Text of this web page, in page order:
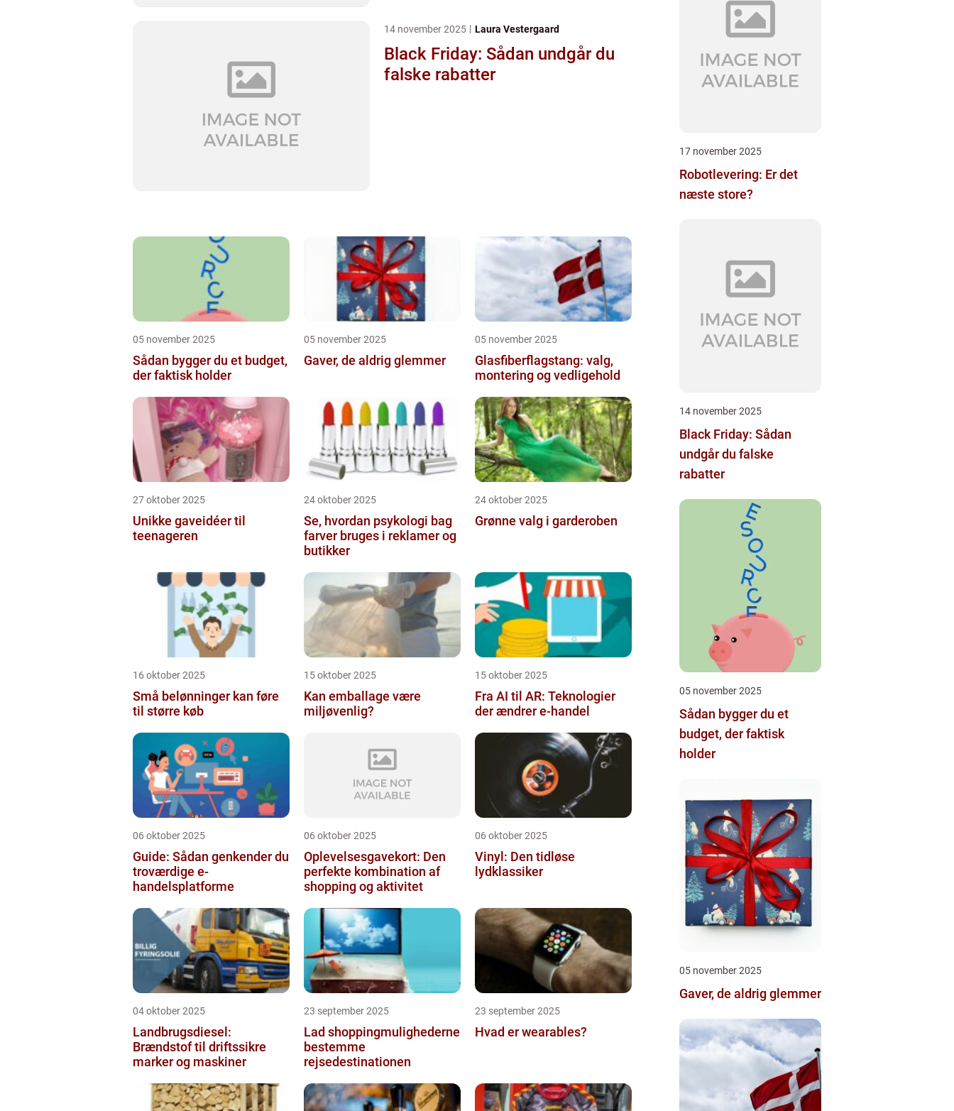
14 november 2025 Laura Vestergaard
Black Friday: Sådan undgår du
falske rabatter
05 november 2025
Sådan bygger du et budget,
der faktisk holder
05 november 2025
Gaver, de aldrig glemmer
05 november 2025
Glasfiberflagstang: valg,
montering og vedligehold
27 oktober 2025
Unikke gaveidéer til
teenageren
24 oktober 2025
Se, hvordan psykologi bag
farver bruges i reklamer og
butikker
24 oktober 2025
Grønne valg i garderoben
16 oktober 2025
Små belønninger kan føre
til større køb
15 oktober 2025
Kan emballage være
miljøvenlig?
15 oktober 2025
Fra AI til AR: Teknologier
der ændrer e-handel
06 oktober 2025
Guide: Sådan genkender du
troværdige e-
handelsplatforme
06 oktober 2025
Oplevelsesgavekort: Den
perfekte kombination af
shopping og aktivitet
06 oktober 2025
Vinyl: Den tidløse
lydklassiker
04 oktober 2025
Landbrugsdiesel:
Brændstof til driftssikre
marker og maskiner
23 september 2025
Lad shoppingmulighederne
bestemme
rejsedestinationen
23 september 2025
Hvad er wearables?
17 november 2025
Robotlevering: Er det
næste store?
14 november 2025
Black Friday: Sådan
undgår du falske
rabatter
05 november 2025
Sådan bygger du et
budget, der faktisk
holder
05 november 2025
Gaver, de aldrig glemmer